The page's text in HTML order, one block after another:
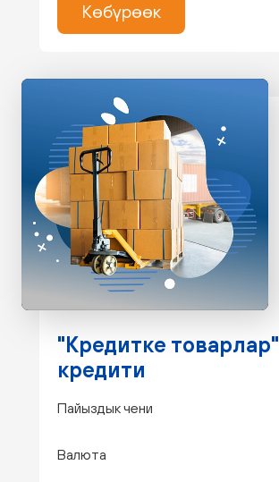
Көбүрөөк
"Кредитке товарлар"
кредити
Пайыздык чени
Валюта